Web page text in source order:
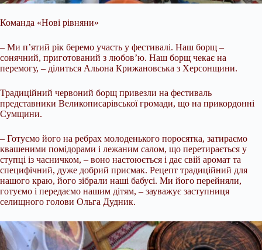
Команда «Нові рівняни»
– Ми п’ятий рік беремо участь у фестивалі. Наш борщ –
сонячний, приготований з любов’ю. Наш борщ чекає на
перемогу, – ділиться Альона Крижановська з Херсонщини.
Традиційний червоний борщ привезли на фестиваль
представники Великописарівської громади, що на прикордонні
Сумщини.
– Готуємо його на ребрах молоденького поросятка, затираємо
квашеними помідорами і лежаним салом, що перетирається у
ступці із часничком, – воно настоюється і дає свій аромат та
специфічний, дуже добрий присмак. Рецепт традиційний для
нашого краю, його зібрали наші бабусі. Ми його перейняли,
готуємо і передаємо нашим дітям, – зауважує заступниця
селищного голови Ольга Дудник.